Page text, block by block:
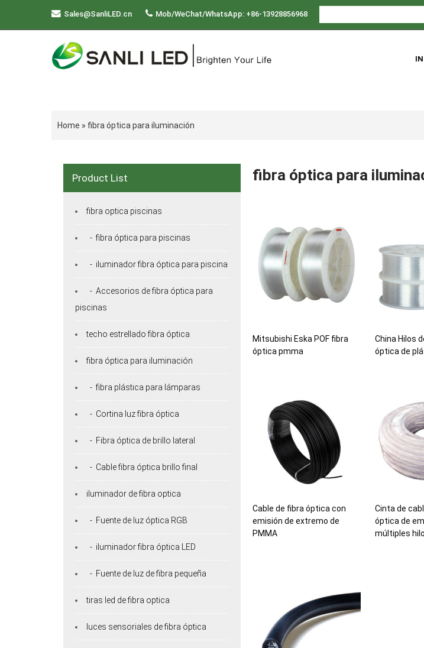
Sales@SanliLED.cn Mob/WeChat/WhatsApp: +86-13928856968
Home » fibra óptica para iluminación
fibra óptica para
Mitsubishi Eska POF fibra
óptica pmma
China Hilos
óptica de
Cable de fibra óptica con
emisión de extremo de
PMMA
Cinta de
óptica de
múltiples
Product List
fibra optica piscinas
- fibra óptica para piscinas
- iluminador fibra óptica para piscina
- Accesorios de fibra óptica para
piscinas
techo estrellado fibra óptica
fibra óptica para iluminación
- fibra plástica para lámparas
- Cortina luz fibra óptica
- Fibra óptica de brillo lateral
- Cable fibra óptica brillo final
iluminador de fibra optica
- Fuente de luz óptica RGB
- iluminador fibra óptica LED
- Fuente de luz de fibra pequeña
tiras led de fibra optica
luces sensoriales de fibra óptica